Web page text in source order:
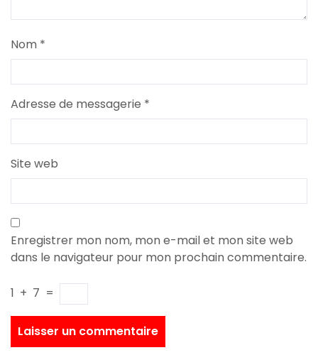
Nom *
Adresse de messagerie *
Site web
Enregistrer mon nom, mon e-mail et mon site web
dans le navigateur pour mon prochain commentaire.
1 + 7 =